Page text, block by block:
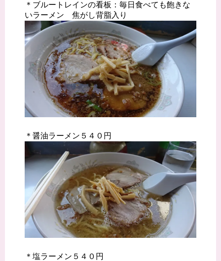
＊ブルートレインの看板：毎日食べても飽きな
いラーメン 焦がし背脂入り
＊醤油ラーメン５４０円
＊塩ラーメン５４０円